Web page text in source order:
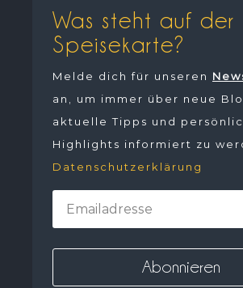
Was steht auf der
Speisekarte?
Melde dich für unseren
an, um immer über neue
aktuelle Tipps und
Highlights informiert zu
Datenschutzerklärung